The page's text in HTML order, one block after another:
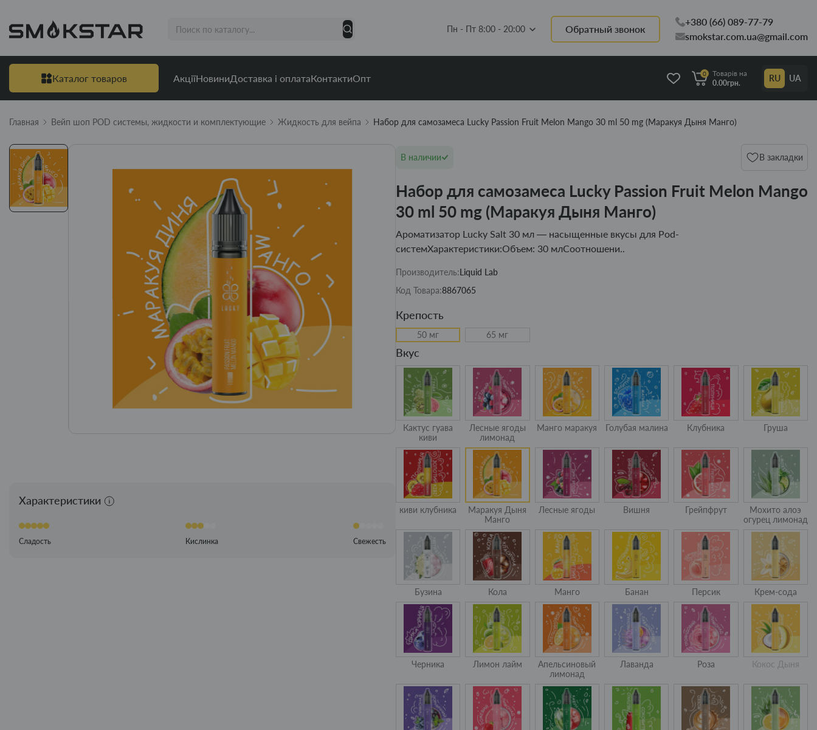
Пн - Пт 8:00 - 20:00 Обратный звонок
+380 (66) 089-77-79
smokstar.com.ua@gmail.com
Каталог товаров АкціїНовиниДоставка і оплатаКонтактиОпт 0
Товарів на
0.00грн.
RU UA
Главная Вейп шоп POD системы, жидкости и комплектующие Жидкость для вейпа Набор для самозамеса Lucky Passion Fruit Melon Mango 30 ml 50 mg (Маракуя Дыня Манго)
Характеристики
Сладость Кислинка Свежесть
В наличии В закладки
Набор для самозамеса Lucky Passion Fruit Melon Mango
30 ml 50 mg (Маракуя Дыня Манго)
Ароматизатор Lucky Salt 30 мл — насыщенные вкусы для Pod-
системХарактеристики:Объем: 30 млСоотношени..
Производитель:Liquid Lab
Код Товара:8867065
Крепость
50 мг 65 мг
Вкус
Кактус гуава
киви
Лесные ягоды
лимонад
Манго маракуя Голубая малина Клубника Груша
киви клубника
Маракуя Дыня
Манго
Лесные ягоды Вишня Грейпфрут
Мохито алоэ
огурец лимонад
Бузина Кола Манго Банан Персик Крем-сода
Черника Лимон лайм
Апельсиновый
лимонад
Лаванда Роза Кокос Дыня